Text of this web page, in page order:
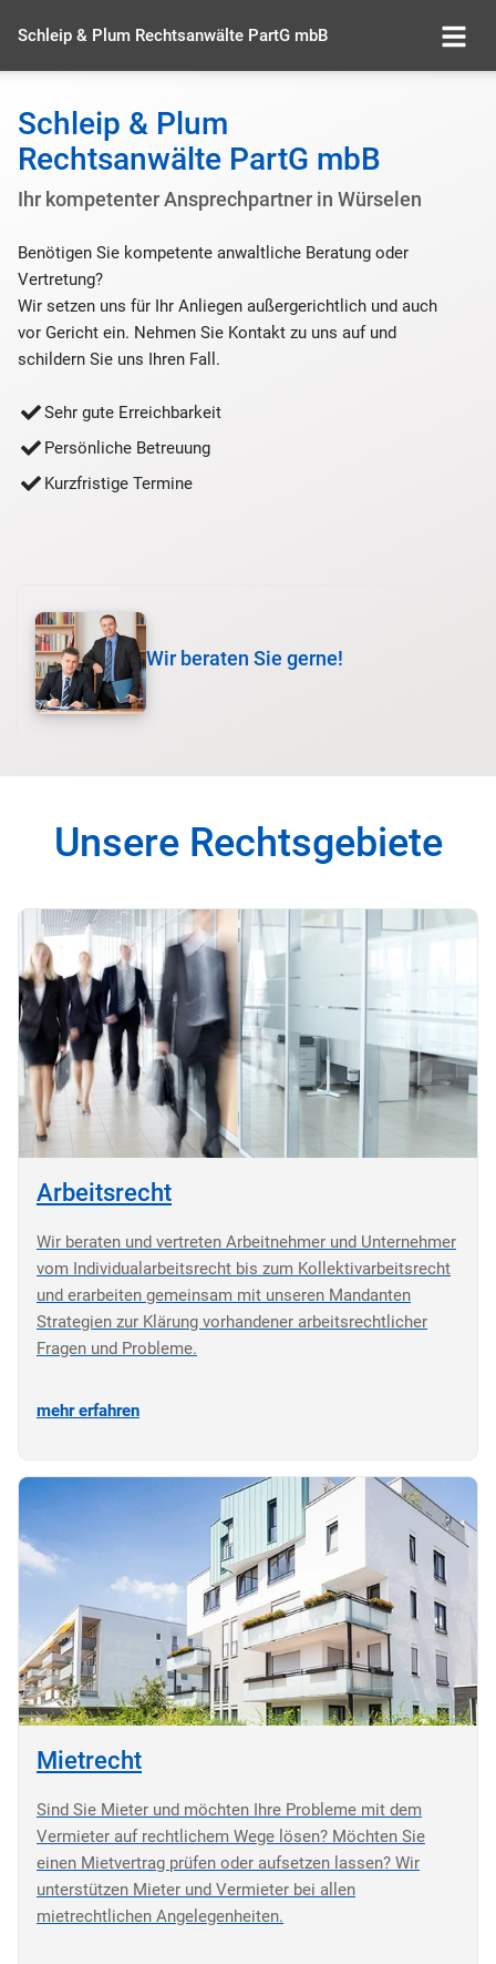
Schleip & Plum Rechtsanwälte PartG mbB
Schleip & Plum
Rechtsanwälte PartG mbB
Ihr kompetenter Ansprechpartner in Würselen
Benötigen Sie kompetente anwaltliche Beratung oder
Vertretung?
Wir setzen uns für Ihr Anliegen außergerichtlich und auch
vor Gericht ein. Nehmen Sie Kontakt zu uns auf und
schildern Sie uns Ihren Fall.
Sehr gute Erreichbarkeit
Persönliche Betreuung
Kurzfristige Termine
Wir beraten Sie gerne!
Unsere Rechtsgebiete
Arbeitsrecht
Wir beraten und vertreten Arbeitnehmer und Unternehmer
vom Individualarbeitsrecht bis zum Kollektivarbeitsrecht
und erarbeiten gemeinsam mit unseren Mandanten
Strategien zur Klärung vorhandener arbeitsrechtlicher
Fragen und Probleme.
mehr erfahren
Mietrecht
Sind Sie Mieter und möchten Ihre Probleme mit dem
Vermieter auf rechtlichem Wege lösen? Möchten Sie
einen Mietvertrag prüfen oder aufsetzen lassen? Wir
unterstützen Mieter und Vermieter bei allen
mietrechtlichen Angelegenheiten.